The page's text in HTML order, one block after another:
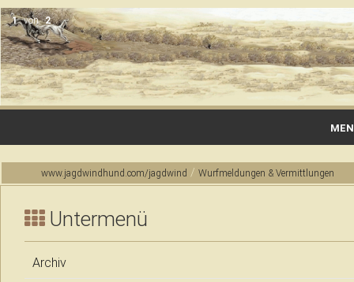
1 von 2
Startseite
Wurfmeldungen & Vermittlungen
Rassen
www.jagdwindhund.com/jagdwind / Wurfmeldungen & Vermittlungen
Untermenü
Archiv